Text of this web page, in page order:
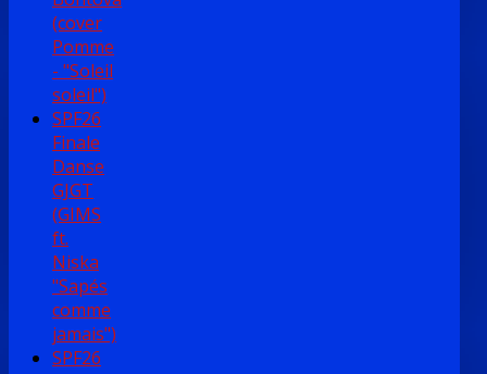
(cover
Pomme
- "Soleil
soleil")
SPF26
Finale
Danse
GJGT
(GIMS
ft.
Niska
"Sapés
comme
jamais")
SPF26